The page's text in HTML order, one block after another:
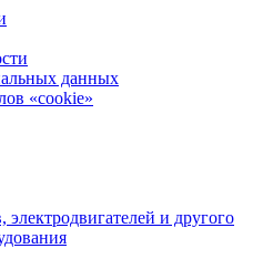
данных
«cookie»
и другого